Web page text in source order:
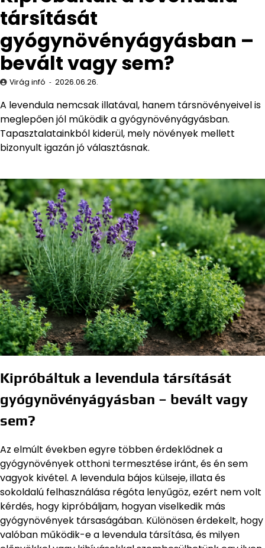
társítását
gyógynövényágyásban –
bevált vagy sem?
Virág infó 2026.06.26.
A levendula nemcsak illatával, hanem társnövényeivel is
meglepően jól működik a gyógynövényágyásban.
Tapasztalatainkból kiderül, mely növények mellett
bizonyult igazán jó választásnak.
Kipróbáltuk a levendula társítását
gyógynövényágyásban – bevált vagy
sem?
Az elmúlt években egyre többen érdeklődnek a
gyógynövények otthoni termesztése iránt, és én sem
vagyok kivétel. A levendula bájos külseje, illata és
sokoldalú felhasználása régóta lenyűgöz, ezért nem volt
kérdés, hogy kipróbáljam, hogyan viselkedik más
gyógynövények társaságában. Különösen érdekelt, hogy
valóban működik-e a levendula társítása, és milyen